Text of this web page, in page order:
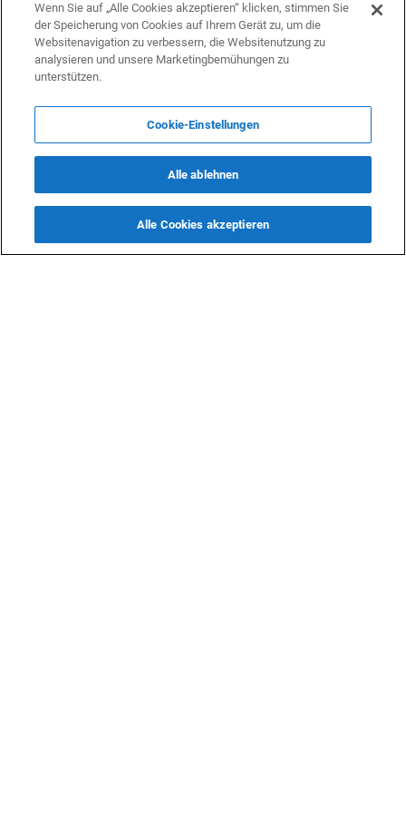
Folgen Sie uns auf Facebook
Folgen Sie uns auf Twitter
Wenn Sie auf „Alle Cookies akzeptieren“ klicken, stimmen Sie
der Speicherung von Cookies auf Ihrem Gerät zu, um die
Websitenavigation zu verbessern, die Websitenutzung zu
analysieren und unsere Marketingbemühungen zu
unterstützen.
Cookie-Einstellungen
Alle ablehnen
Alle Cookies akzeptieren